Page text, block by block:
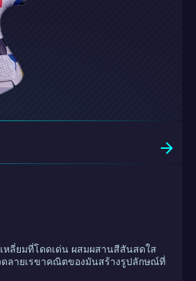
หลี่ยมที่โดดเด่น ผสมผสานสีสันสดใส
ดลายเรขาคณิตของมันสร้างรูปลักษณ์ที่